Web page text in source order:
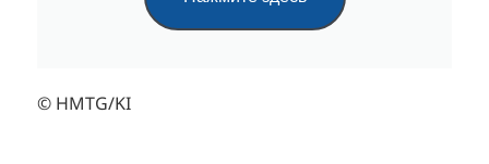
© HMTG/KI